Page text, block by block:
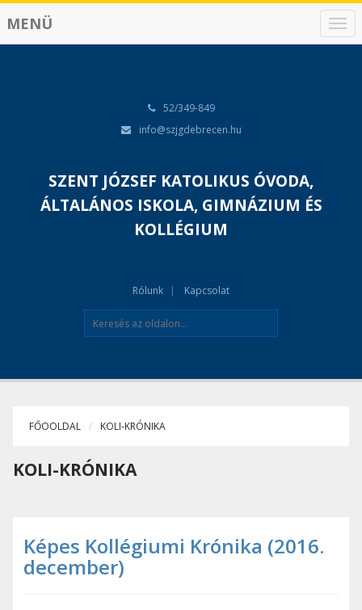
N
a
MENÜ
52/349-849
info@szjgdebrecen.hu
SZENT JÓZSEF KATOLIKUS ÓVODA,
ÁLTALÁNOS ISKOLA, GIMNÁZIUM ÉS
KOLLÉGIUM
Rólunk Kapcsolat
FŐOOLDAL KOLI-KRÓNIKA
KOLI-KRÓNIKA
Képes Kollégiumi Krónika (2016.
december)